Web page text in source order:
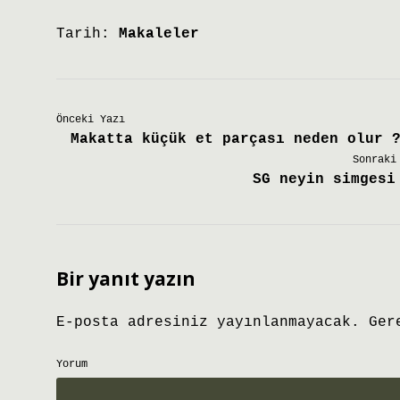
Tarih: Makaleler
Önceki Yazı
Makatta küçük et parçası neden olur ?
Sonraki
SG neyin
Bir yanıt yazın
E-posta adresiniz yayınlanmayacak.
Yorum